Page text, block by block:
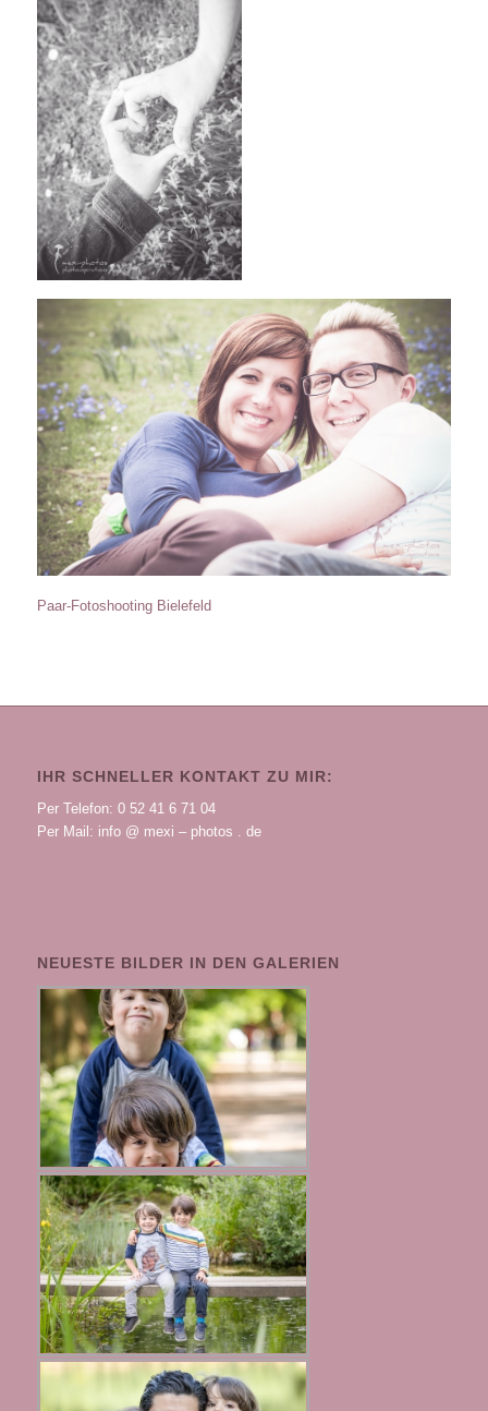
Paar-Fotoshooting Bielefeld
IHR SCHNELLER KONTAKT ZU MIR:
Per Telefon: 0 52 41 6 71 04
Per Mail: info @ mexi – photos . de
NEUESTE BILDER IN DEN GALERIEN